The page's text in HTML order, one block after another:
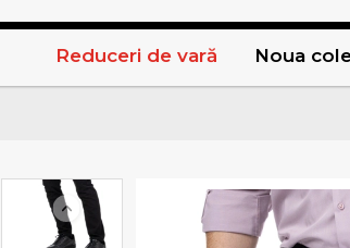
Reduceri de vară Noua